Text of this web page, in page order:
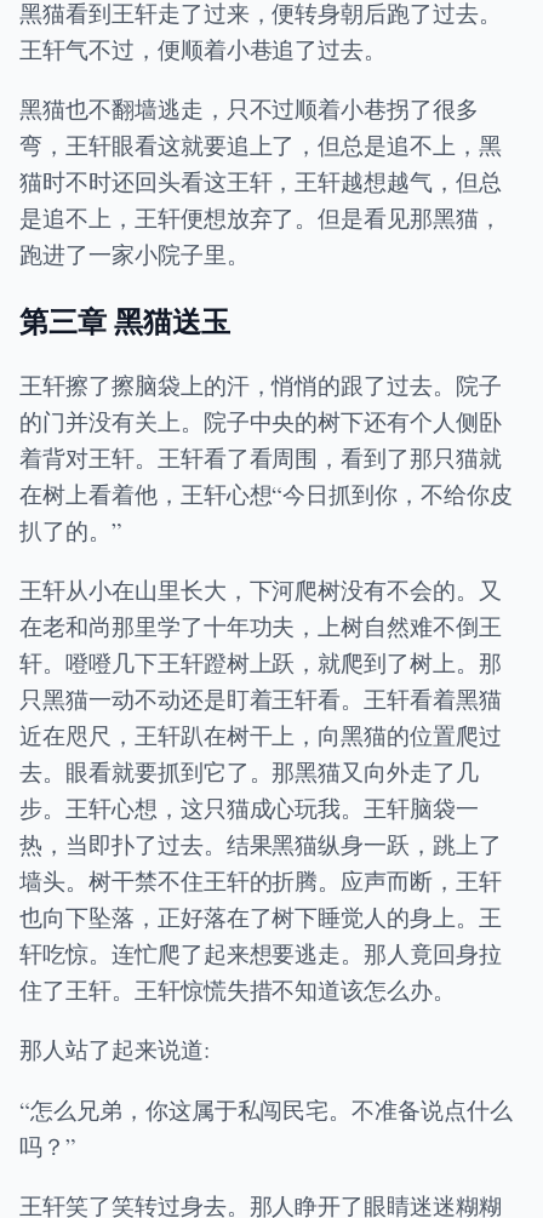
黑猫看到王轩走了过来，便转身朝后跑了过去。
王轩气不过，便顺着小巷追了过去。
黑猫也不翻墙逃走，只不过顺着小巷拐了很多
弯，王轩眼看这就要追上了，但总是追不上，黑
猫时不时还回头看这王轩，王轩越想越气，但总
是追不上，王轩便想放弃了。但是看见那黑猫，
跑进了一家小院子里。
第三章 黑猫送玉
王轩擦了擦脑袋上的汗，悄悄的跟了过去。院子
的门并没有关上。院子中央的树下还有个人侧卧
着背对王轩。王轩看了看周围，看到了那只猫就
在树上看着他，王轩心想“今日抓到你，不给你皮
扒了的。”
王轩从小在山里长大，下河爬树没有不会的。又
在老和尚那里学了十年功夫，上树自然难不倒王
轩。噔噔几下王轩蹬树上跃，就爬到了树上。那
只黑猫一动不动还是盯着王轩看。王轩看着黑猫
近在咫尺，王轩趴在树干上，向黑猫的位置爬过
去。眼看就要抓到它了。那黑猫又向外走了几
步。王轩心想，这只猫成心玩我。王轩脑袋一
热，当即扑了过去。结果黑猫纵身一跃，跳上了
墙头。树干禁不住王轩的折腾。应声而断，王轩
也向下坠落，正好落在了树下睡觉人的身上。王
轩吃惊。连忙爬了起来想要逃走。那人竟回身拉
住了王轩。王轩惊慌失措不知道该怎么办。
那人站了起来说道:
“怎么兄弟，你这属于私闯民宅。不准备说点什么
吗？”
王轩笑了笑转过身去。那人睁开了眼睛迷迷糊糊